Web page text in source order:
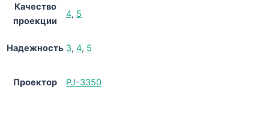
Качество
проекции
4, 5
Надежность 3, 4, 5
Проектор PJ-3350